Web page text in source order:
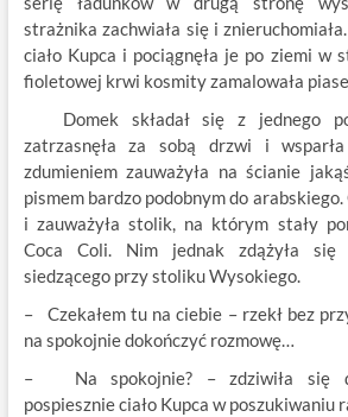
strażnika zachwiała się i
ciało Kupca i pociągnęła je po ziemi w
fioletowej krwi kosmity zamalowała
Domek składał się z jednego
zatrzasnęła za sobą drzwi i
zdumieniem zauważyła na ścianie
pismem bardzo podobnym do arabskiego.
i zauważyła stolik, na którym stały
Coca Coli. Nim jednak zdążyła się
siedzącego przy stoliku Wysokiego.
– Czekałem tu na ciebie – rzekł bez
na spokojnie dokończyć rozmowę…
– Na spokojnie? – zdziwiła się
pospiesznie ciało Kupca w poszukiwaniu